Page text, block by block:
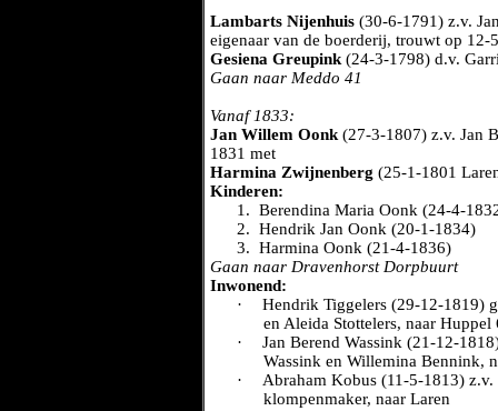
Lambarts Nijenhuis (30-6-1791) z.v.
eigenaar van de boerderij, trouwt op 12-
Gesiena Greupink (24-3-1798) d.v.
Gaan naar Meddo 41
Vanaf 1833:
Jan Willem Oonk (27-3-1807) z.v. Jan
1831 met
Harmina Zwijnenberg (25-1-1801
Kinderen:
1. Berendina Maria Oonk (24-4-
2. Hendrik Jan Oonk (20-1-1834)
3. Harmina Oonk (21-4-1836)
Gaan naar Dravenhorst Dorpbuurt
Inwonend:
·
Hendrik Tiggelers (29-12-1819)
en Aleida Stottelers, naar Huppel
·
Jan Berend Wassink (21-12-
Wassink en Willemina Bennink,
·
Abraham Kobus (11-5-1813)
klompenmaker, naar Laren